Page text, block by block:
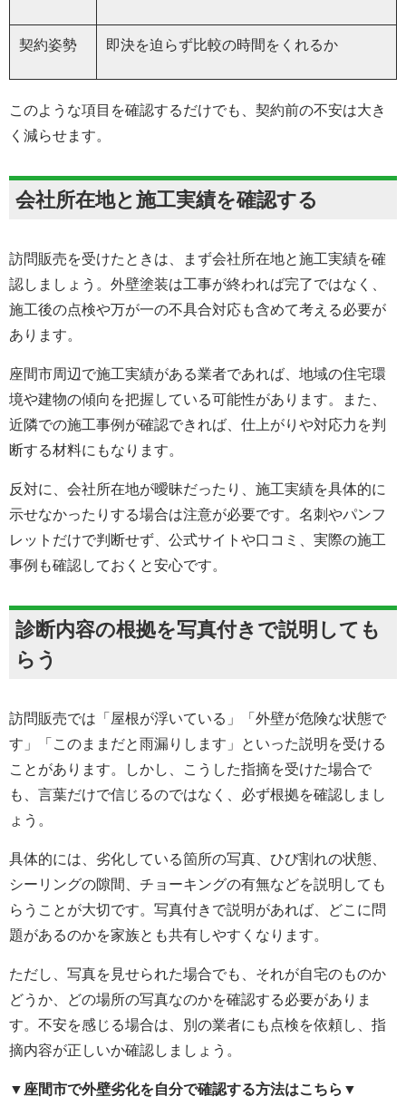
契約姿勢 即決を迫らず比較の時間をくれるか
このような項目を確認するだけでも、契約前の不安は大き
く減らせます。
会社所在地と施工実績を確認する
訪問販売を受けたときは、まず会社所在地と施工実績を確
認しましょう。外壁塗装は工事が終われば完了ではなく、
施工後の点検や万が一の不具合対応も含めて考える必要が
あります。
座間市周辺で施工実績がある業者であれば、地域の住宅環
境や建物の傾向を把握している可能性があります。また、
近隣での施工事例が確認できれば、仕上がりや対応力を判
断する材料にもなります。
反対に、会社所在地が曖昧だったり、施工実績を具体的に
示せなかったりする場合は注意が必要です。名刺やパンフ
レットだけで判断せず、公式サイトや口コミ、実際の施工
事例も確認しておくと安心です。
診断内容の根拠を写真付きで説明しても
らう
訪問販売では「屋根が浮いている」「外壁が危険な状態で
す」「このままだと雨漏りします」といった説明を受ける
ことがあります。しかし、こうした指摘を受けた場合で
も、言葉だけで信じるのではなく、必ず根拠を確認しまし
ょう。
具体的には、劣化している箇所の写真、ひび割れの状態、
シーリングの隙間、チョーキングの有無などを説明しても
らうことが大切です。写真付きで説明があれば、どこに問
題があるのかを家族とも共有しやすくなります。
ただし、写真を見せられた場合でも、それが自宅のものか
どうか、どの場所の写真なのかを確認する必要がありま
す。不安を感じる場合は、別の業者にも点検を依頼し、指
摘内容が正しいか確認しましょう。
▼座間市で外壁劣化を自分で確認する方法はこちら▼